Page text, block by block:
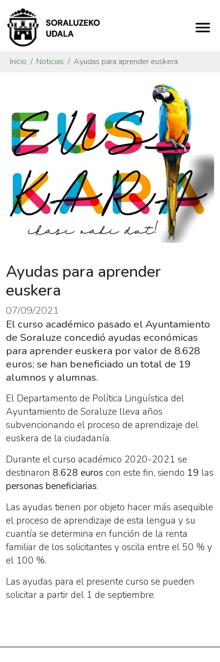
Inicio Noticias Ayudas para aprender euskera
Ayudas para aprender
euskera
07/09/2021
El curso académico pasado el Ayuntamiento
de Soraluze concedió ayudas económicas
para aprender euskera por valor de 8.628
euros; se han beneficiado un total de 19
alumnos y alumnas.
El Departamento de Política Lingüística del
Ayuntamiento de Soraluze lleva años
subvencionando el proceso de aprendizaje del
euskera de la ciudadanía.
Durante el curso académico 2020-2021 se
destinaron 8.628 euros con este fin, siendo 19 las
personas beneficiarias.
Las ayudas tienen por objeto hacer más asequible
el proceso de aprendizaje de esta lengua y su
cuantía se determina en función de la renta
familiar de los solicitantes y oscila entre el 50 % y
el 100 %.
Las ayudas para el presente curso se pueden
solicitar a partir del 1 de septiembre.